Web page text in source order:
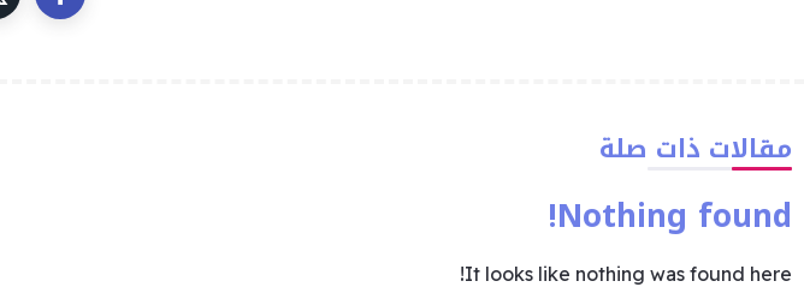
مقالات ذات صلة
Nothing found!
It looks like nothing was found here!